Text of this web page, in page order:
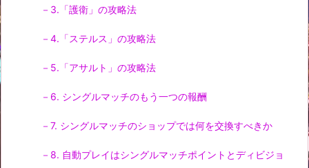
－3.「護衛」の攻略法
－4.「ステルス」の攻略法
－5.「アサルト」の攻略法
－6. シングルマッチのもう一つの報酬
－7. シングルマッチのショップでは何を交換すべきか
－8. 自動プレイはシングルマッチポイントとディビジョ